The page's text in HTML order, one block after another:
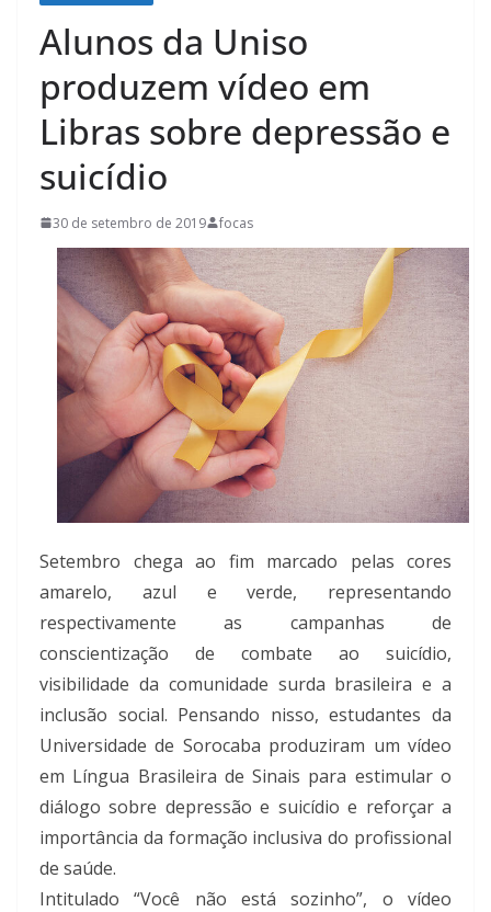
Alunos da Uniso
produzem vídeo em
Libras sobre depressão e
suicídio
30 de setembro de 2019 focas
Setembro chega ao fim marcado pelas cores
amarelo, azul e verde, representando
respectivamente as campanhas de
conscientização de combate ao suicídio,
visibilidade da comunidade surda brasileira e a
inclusão social. Pensando nisso, estudantes da
Universidade de Sorocaba produziram um vídeo
em Língua Brasileira de Sinais para estimular o
diálogo sobre depressão e suicídio e reforçar a
importância da formação inclusiva do profissional
de saúde.
Intitulado “Você não está sozinho”, o vídeo